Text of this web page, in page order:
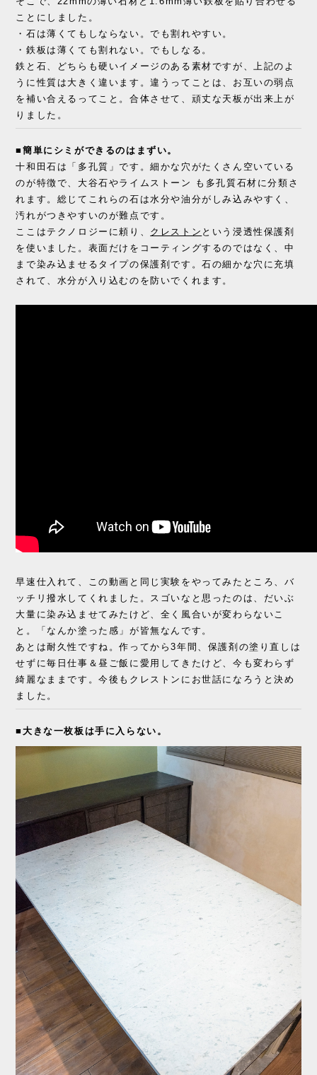
ことにしました。
・石は薄くてもしならない。でも割れやすい。
・鉄板は薄くても割れない。でもしなる。
鉄と石、どちらも硬いイメージのある素材ですが、上記のよ
うに性質は大きく違います。違うってことは、お互いの弱点
を補い合えるってこと。合体させて、頑丈な天板が出来上が
りました。
■簡単にシミができるのはまずい。
十和田石は「多孔質」です。細かな穴がたくさん空いている
のが特徴で、大谷石やライムストーン も多孔質石材に分類さ
れます。総じてこれらの石は水分や油分がしみ込みやすく、
汚れがつきやすいのが難点です。
ここはテクノロジーに頼り、 クレストン という浸透性保護剤
を使いました。表面だけをコーティングするのではなく、中
まで染み込ませるタイプの保護剤です。石の細かな穴に充填
されて、水分が入り込むのを防いでくれます。
早速仕入れて、この動画と同じ実験をやってみたところ、バ
ッチリ撥水してくれました。スゴいなと思ったのは、だいぶ
大量に染み込ませてみたけど、全く風合いが変わらないこ
と。「なんか塗った感」が皆無なんです。
あとは耐久性ですね。作ってから3年間、保護剤の塗り直しは
せずに毎日仕事＆昼ご飯に愛用してきたけど、今も変わらず
綺麗なままです。今後もクレストンにお世話になろうと決め
ました。
■大きな一枚板は手に入らない。